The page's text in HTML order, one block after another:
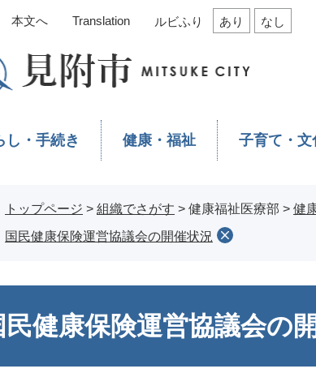
本文へ Translation ルビふり あり なし
し・手続き 健康・福祉 子育て・文
トップページ > 組織でさがす > 健康福祉医療部 > 健
国民健康保険運営協議会の開催状況
民健康保険運営協議会の